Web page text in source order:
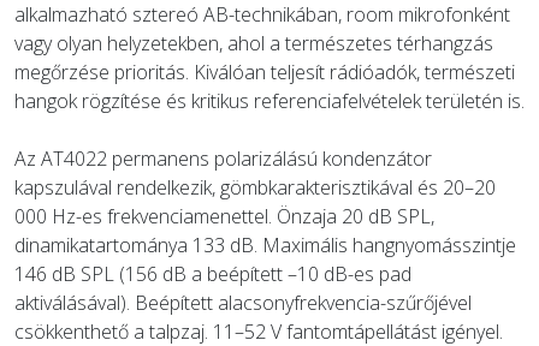
alkalmazható sztereó AB-technikában, room mikrofonként
vagy olyan helyzetekben, ahol a természetes térhangzás
megőrzése prioritás. Kiválóan teljesít rádióadók, természeti
hangok rögzítése és kritikus referenciafelvételek területén is.
Az AT4022 permanens polarizálású kondenzátor
kapszulával rendelkezik, gömbkarakterisztikával és 20–20
000 Hz-es frekvenciamenettel. Önzaja 20 dB SPL,
dinamikatartománya 133 dB. Maximális hangnyomásszintje
146 dB SPL (156 dB a beépített –10 dB-es pad
aktiválásával). Beépített alacsonyfrekvencia-szűrőjével
csökkenthető a talpzaj. 11–52 V fantomtápellátást igényel.